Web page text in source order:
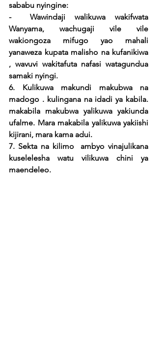
sababu nyingine:
-  Wawindaji walikuwa wakifwata
Wanyama, wachugaji vile vile
wakiongoza mifugo yao mahali
yanaweza kupata malisho na kufanikiwa
, wavuvi wakitafuta nafasi watagundua
samaki nyingi.
6. Kulikuwa makundi makubwa na
madogo . kulingana na idadi ya kabila.
makabila makubwa yalikuwa yakiunda
ufalme. Mara makabila yalikuwa yakiishi
kijirani, mara kama adui.
7. Sekta na kilimo  ambyo vinajulikana
kuselelesha watu vilikuwa chini ya
maendeleo.